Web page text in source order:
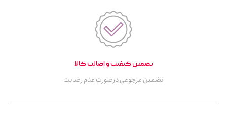
تصمین کیفیت و اصالت کالا
تضمین مرجوعی درصورت عدم رضایت